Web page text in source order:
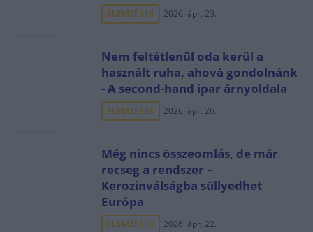
ELEMZÉSEK 2026. ápr. 23.
Nem feltétlenül oda kerül a
használt ruha, ahová gondolnánk
- A second-hand ipar árnyoldala
ELEMZÉSEK 2026. ápr. 26.
Még nincs összeomlás, de már
recseg a rendszer –
Kerozinválságba süllyedhet
Európa
ELEMZÉSEK 2026. ápr. 22.